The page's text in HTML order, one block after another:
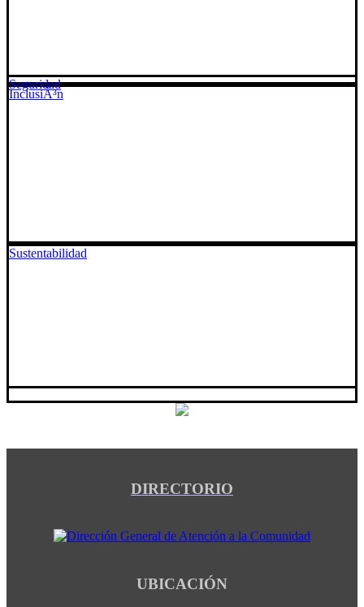
InclusiÃ³n
Sustentabilidad
Seguridad
DIRECTORIO
UBICACIÓN